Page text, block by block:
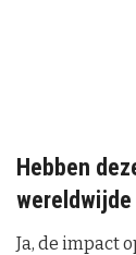
Hebben
Ja, de impact